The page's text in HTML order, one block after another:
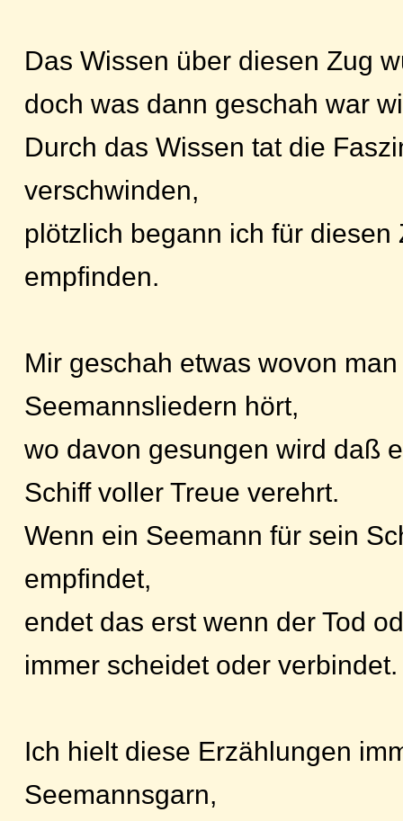
Das Wissen über diesen Zug
doch was dann geschah war
Durch das Wissen tat die
verschwinden,
plötzlich begann ich für diesen
empfinden.
Mir geschah etwas wovon
Seemannsliedern hört,
wo davon gesungen wird daß
Schiff voller Treue verehrt.
Wenn ein Seemann für sein
empfindet,
endet das erst wenn der Tod
immer scheidet oder verbindet.
Ich hielt diese Erzählungen
Seemannsgarn,